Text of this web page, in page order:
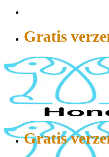
Gratis
Gratis